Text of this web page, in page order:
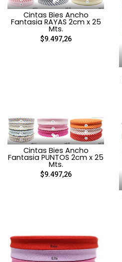
Cintas Bies Ancho
Fantasia RAYAS 2cm x 25
Mts.
$9.497,26
Cintas Bies Ancho
Fantasia PUNTOS 2cm x 25
Mts.
$9.497,26